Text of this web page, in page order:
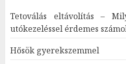
Tetoválás eltávolítás –
utókezeléssel érdemes
Hősök gyerekszemmel